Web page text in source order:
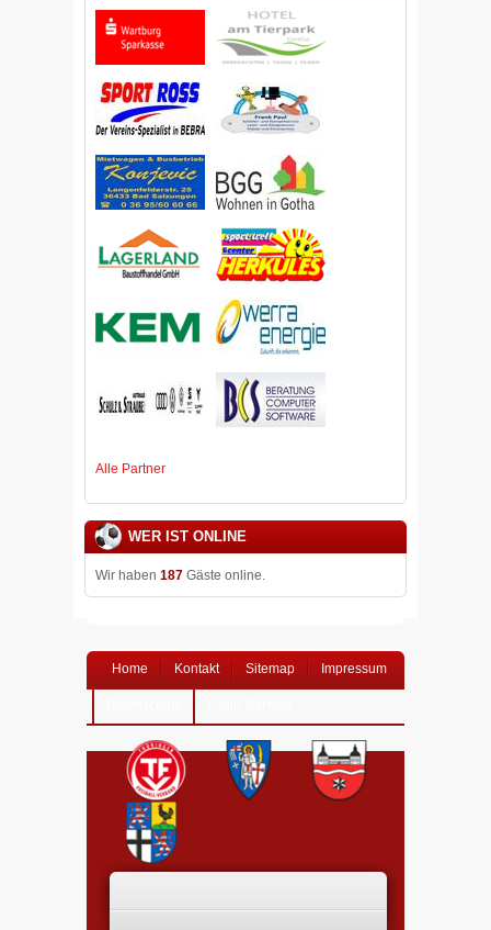
Alle Partner
WER IST ONLINE
Wir haben 187 Gäste online.
Home Kontakt Sitemap Impressum